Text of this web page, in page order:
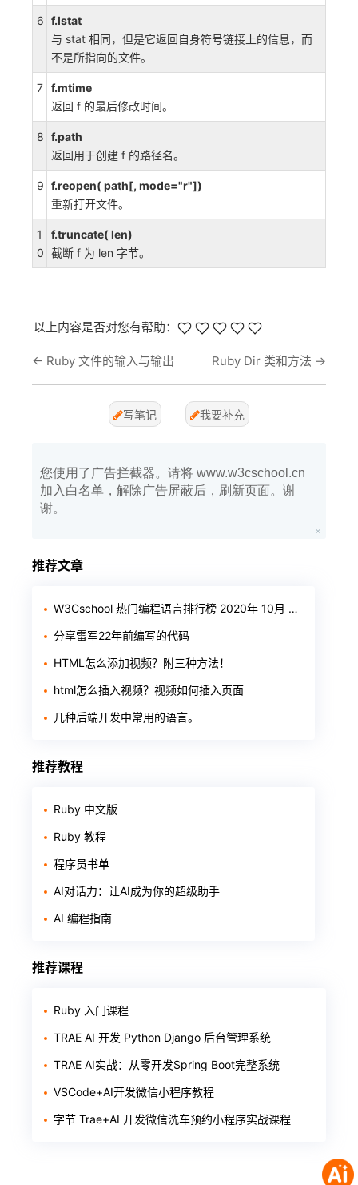
6 f.lstat
与 stat 相同，但是它返回自身符号链接上的信息，而
不是所指向的文件。
7 f.mtime
返回 f 的最后修改时间。
8 f.path
返回用于创建 f 的路径名。
9 f.reopen( path[, mode="r"])
重新打开文件。
1
0
f.truncate( len)
截断 f 为 len 字节。
以上内容是否对您有帮助：
← Ruby 文件的输入与输出 Ruby Dir 类和方法 →
写笔记 我要补充
您使用了广告拦截器。请将 www.w3cschool.cn
加入白名单，解除广告屏蔽后，刷新页面。谢
谢。
推荐文章
W3Cschool 热门编程语言排行榜 2020年 10月 TOP10
分享雷军22年前编写的代码
HTML怎么添加视频？附三种方法！
html怎么插入视频？视频如何插入页面
几种后端开发中常用的语言。
推荐教程
Ruby 中文版
Ruby 教程
程序员书单
AI对话力：让AI成为你的超级助手
AI 编程指南
推荐课程
Ruby 入门课程
TRAE AI 开发 Python Django 后台管理系统
TRAE AI实战：从零开发Spring Boot完整系统
VSCode+AI开发微信小程序教程
字节 Trae+AI 开发微信洗车预约小程序实战课程